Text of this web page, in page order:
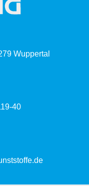
Wuppertal
40